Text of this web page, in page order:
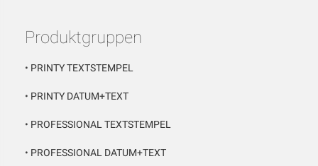
Produktgruppen
• PRINTY TEXTSTEMPEL
• PRINTY DATUM+TEXT
• PROFESSIONAL TEXTSTEMPEL
• PROFESSIONAL DATUM+TEXT